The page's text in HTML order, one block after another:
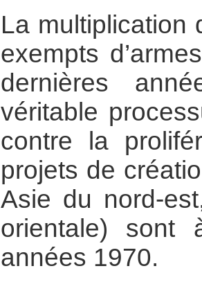
La multiplication
exempts
dernières
véritable
contre la
projets de
Asie du nord-
orientale) sont
années 1970.